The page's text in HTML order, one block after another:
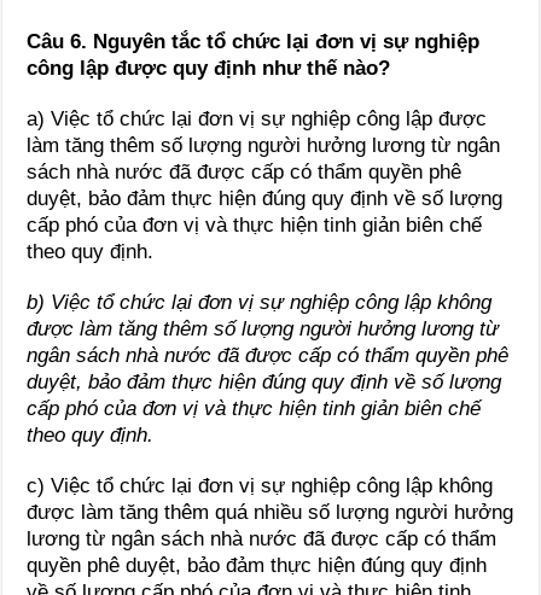
Câu 6. Nguyên tắc tổ chức lại đơn vị sự nghiệp
công lập được quy định như thế nào?
a) Việc tổ chức lại đơn vị sự nghiệp công lập được
làm tăng thêm số lượng người hưởng lương từ ngân
sách nhà nước đã được cấp có thẩm quyền phê
duyệt, bảo đảm thực hiện đúng quy định về số lượng
cấp phó của đơn vị và thực hiện tinh giản biên chế
theo quy định.
b) Việc tổ chức lại đơn vị sự nghiệp công lập không
được làm tăng thêm số lượng người hưởng lương từ
ngân sách nhà nước đã được cấp có thẩm quyền phê
duyệt, bảo đảm thực hiện đúng quy định về số lượng
cấp phó của đơn vị và thực hiện tinh giản biên chế
theo quy định.
c) Việc tổ chức lại đơn vị sự nghiệp công lập không
được làm tăng thêm quá nhiều số lượng người hưởng
lương từ ngân sách nhà nước đã được cấp có thẩm
quyền phê duyệt, bảo đảm thực hiện đúng quy định